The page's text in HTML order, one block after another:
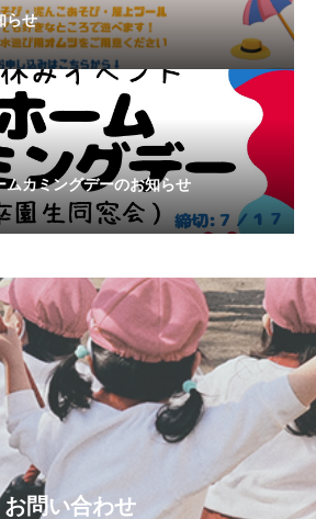
らせ
カミングデーのお知らせ
お問い合わせ